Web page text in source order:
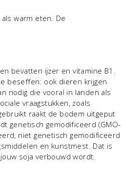
warm eten. De
bevatten ijzer en vitamine B1.
beseffen: ook dieren krijgen
nodig die vooral in landen als
vraagstukken, zoals
raakt de bodem uitgeput
genetisch gemodificeerd (GMO-
niet genetisch gemodificeerd
en kunstmest. Dat is
soja verbouwd wordt.